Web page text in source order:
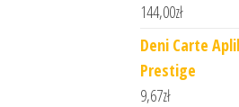
144,00zł
Deni Carte
Prestige
9,67zł